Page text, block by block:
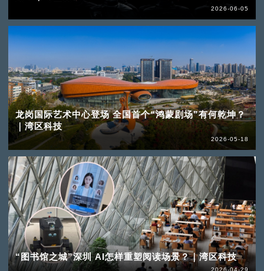
2026-06-05
龙岗国际艺术中心登场 全国首个“鸿蒙剧场”有何乾坤？
｜湾区科技
2026-05-18
“图书馆之城”深圳 AI怎样重塑阅读场景？｜湾区科技
2026-04-29